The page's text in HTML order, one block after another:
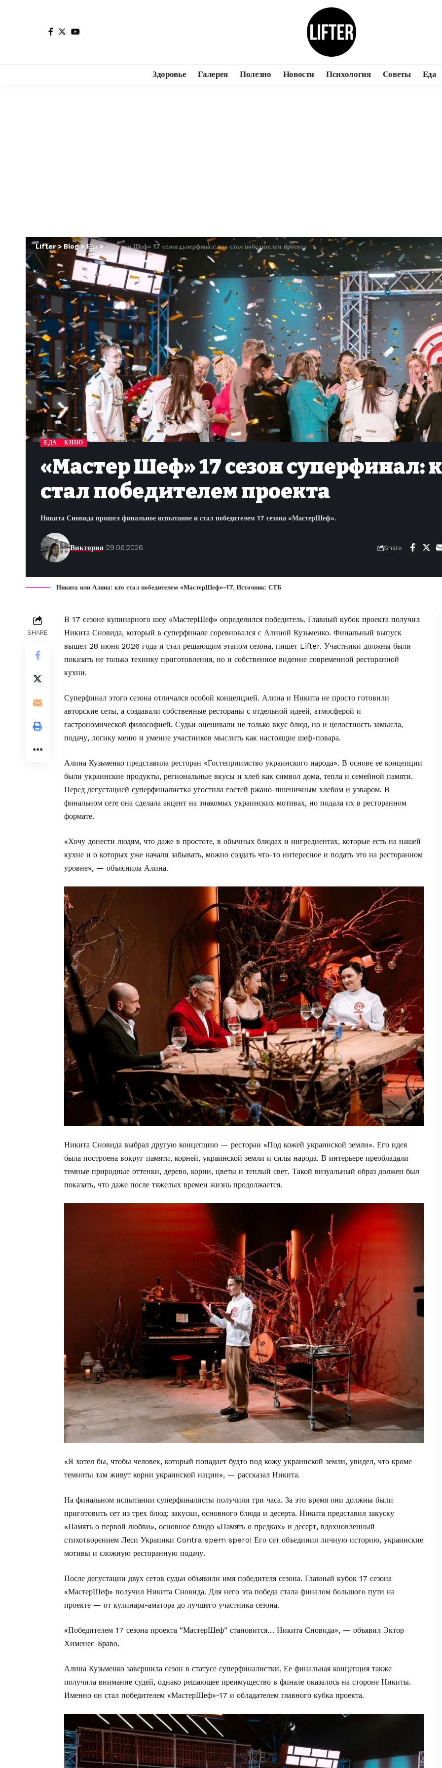
Здоровье Галерея Полезно Новости Психология Советы Еда
Lifter> Blog>Еда>«Мастер Шеф» 17 сезон суперфинал: кто стал победителем проекта
ЕДА КИНО
«Мастер Шеф» 17 сезон суперфинал:
стал победителем проекта
Никита Сновида прошел финальное испытание и стал победителем 17 сезона «МастерШеф».
Виктория 29.06.2026 Share
Никита или Алина: кто стал победителем «МастерШеф»-17, Источник: СТБ
SHARE
В 17 сезоне кулинарного шоу «МастерШеф» определился победитель. Главный кубок проекта получил
Никита Сновида, который в суперфинале соревновался с Алиной Кузьменко. Финальный выпуск
вышел 28 июня 2026 года и стал решающим этапом сезона, пишет Lifter. Участники должны были
показать не только технику приготовления, но и собственное видение современной ресторанной
кухни.
Суперфинал этого сезона отличался особой концепцией. Алина и Никита не просто готовили
авторские сеты, а создавали собственные рестораны с отдельной идеей, атмосферой и
гастрономической философией. Судьи оценивали не только вкус блюд, но и целостность замысла,
подачу, логику меню и умение участников мыслить как настоящие шеф-повара.
Алина Кузьменко представила ресторан «Гостеприимство украинского народа». В основе ее концепции
были украинские продукты, региональные вкусы и хлеб как символ дома, тепла и семейной памяти.
Перед дегустацией суперфиналистка угостила гостей ржано-пшеничным хлебом и узваром. В
финальном сете она сделала акцент на знакомых украинских мотивах, но подала их в ресторанном
формате.
«Хочу донести людям, что даже в простоте, в обычных блюдах и ингредиентах, которые есть на нашей
кухне и о которых уже начали забывать, можно создать что-то интересное и подать это на ресторанном
уровне», — объяснила Алина.
Никита Сновида выбрал другую концепцию — ресторан «Под кожей украинской земли». Его идея
была построена вокруг памяти, корней, украинской земли и силы народа. В интерьере преобладали
темные природные оттенки, дерево, корни, цветы и теплый свет. Такой визуальный образ должен был
показать, что даже после тяжелых времен жизнь продолжается.
«Я хотел бы, чтобы человек, который попадает будто под кожу украинской земли, увидел, что кроме
темноты там живут корни украинской нации», — рассказал Никита.
На финальном испытании суперфиналисты получили три часа. За это время они должны были
приготовить сет из трех блюд: закуски, основного блюда и десерта. Никита представил закуску
«Память о первой любви», основное блюдо «Память о предках» и десерт, вдохновленный
стихотворением Леси Украинки Contra spem spero! Его сет объединил личную историю, украинские
мотивы и сложную ресторанную подачу.
После дегустации двух сетов судьи объявили имя победителя сезона. Главный кубок 17 сезона
«МастерШеф» получил Никита Сновида. Для него эта победа стала финалом большого пути на
проекте — от кулинара-аматора до лучшего участника сезона.
«Победителем 17 сезона проекта “МастерШеф” становится… Никита Сновида», — объявил Эктор
Хименес-Браво.
Алина Кузьменко завершила сезон в статусе суперфиналистки. Ее финальная концепция также
получила внимание судей, однако решающее преимущество в финале оказалось на стороне Никиты.
Именно он стал победителем «МастерШеф»-17 и обладателем главного кубка проекта.